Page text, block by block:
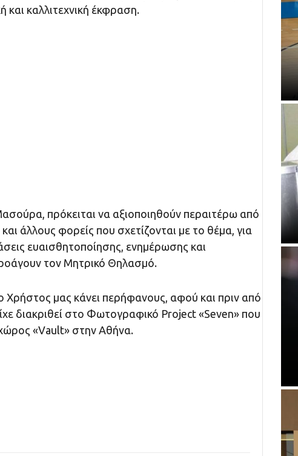
και καλλιτεχνική έκφραση.
πρόκειται να αξιοποιηθούν περαιτέρω από
άλλους φορείς που σχετίζονται με το θέμα, για
ευαισθητοποίησης, ενημέρωσης και
τον Μητρικό Θηλασμό.
Χρήστος μας κάνει περήφανους, αφού και πριν από
διακριθεί στo Φωτογραφικό Project «Seven» που
«Vault» στην Αθήνα.